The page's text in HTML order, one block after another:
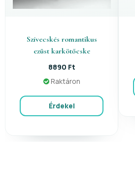
Szívecskés romantikus
ezüst karkötőcske
8890 Ft
Raktáron
Érdekel